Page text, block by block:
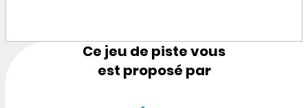
Ce jeu de piste vous
est proposé par